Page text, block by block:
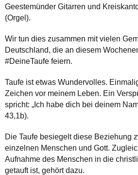
Geestemünder Gitarren und
(Orgel).
Wir tun dies zusammen mit vielen
Deutschland, die an diesem
#DeineTaufe feiern.
Taufe ist etwas Wundervolles.
Zeichen vor meinem Leben. Ein
spricht: „Ich habe dich bei deinem
43,1b).
Die Taufe besiegelt diese Beziehung
einzelnen Menschen und Gott.
Aufnahme des Menschen in die
getauft ist, gehört dazu.